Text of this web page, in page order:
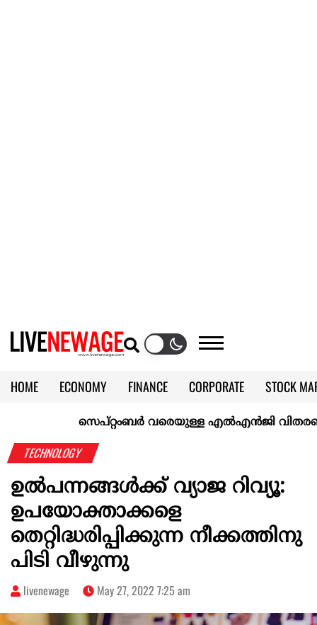
HOME ECONOMY FINANCE CORPORATE
STOCK
KERALA @70
സെപ്റ്റംബർ വരെയുള്ള എൽഎൻജി വിതരണം
TECHNOLOGY
ഉൽപന്നങ്ങൾക്ക് വ്യാജ റിവ്യൂ:
ഉപയോക്താക്കളെ
തെറ്റിദ്ധരിപ്പിക്കുന്ന നീക്കത്തിനു
പിടി വീഴുന്നു
livenewage May 27, 2022 7:25 am